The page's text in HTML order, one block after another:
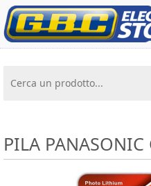
Cerca un prodotto...
PILA PANASONIC